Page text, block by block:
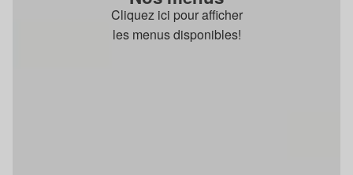
Cliquez ici pour afficher
les menus disponibles!